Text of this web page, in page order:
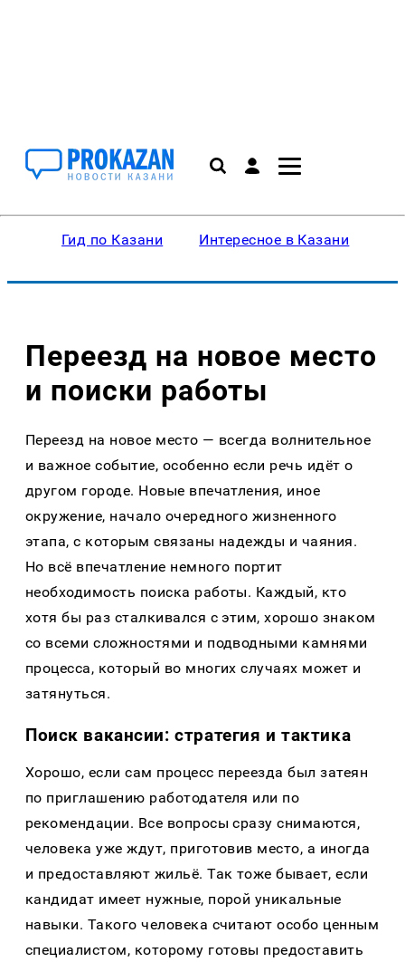
Гид по Казани Интересное в Казани
Переезд на новое место
и поиски работы
Переезд на новое место — всегда волнительное
и важное событие, особенно если речь идёт о
другом городе. Новые впечатления, иное
окружение, начало очередного жизненного
этапа, с которым связаны надежды и чаяния.
Но всё впечатление немного портит
необходимость поиска работы. Каждый, кто
хотя бы раз сталкивался с этим, хорошо знаком
со всеми сложностями и подводными камнями
процесса, который во многих случаях может и
затянуться.
Поиск вакансии: стратегия и тактика
Хорошо, если сам процесс переезда был затеян
по приглашению работодателя или по
рекомендации. Все вопросы сразу снимаются,
человека уже ждут, приготовив место, а иногда
и предоставляют жильё. Так тоже бывает, если
кандидат имеет нужные, порой уникальные
навыки. Такого человека считают особо ценным
специалистом, которому готовы предоставить